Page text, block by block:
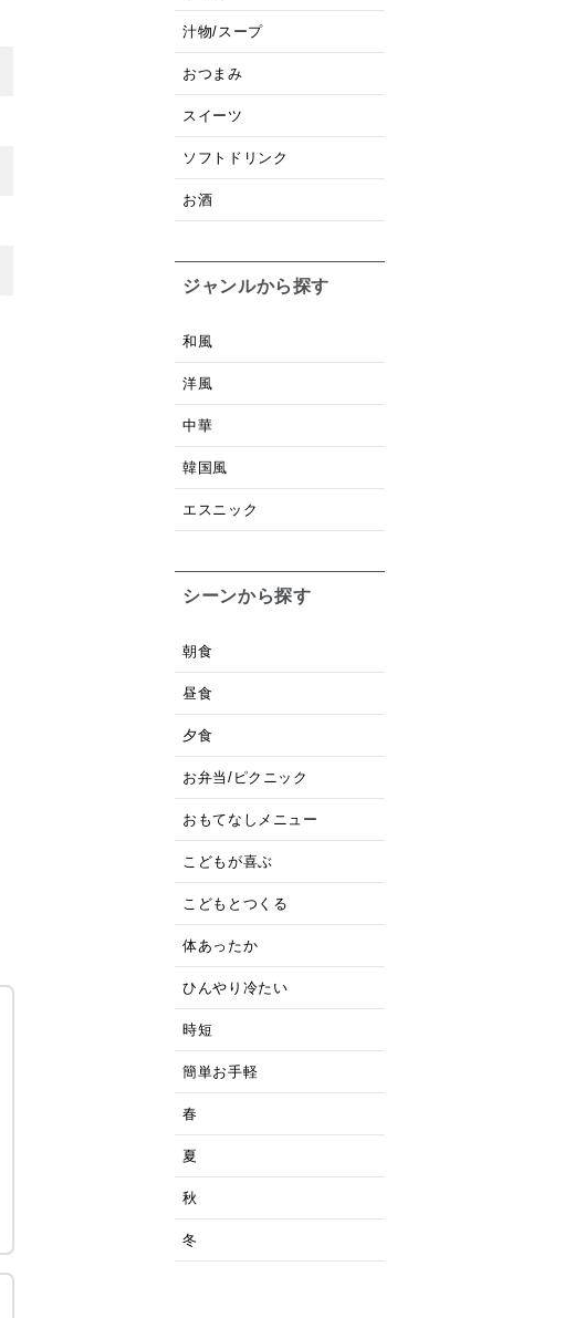
汁物/スープ
おつまみ
スイーツ
ソフトドリンク
お酒
ジャンルから探す
和風
洋風
中華
韓国風
エスニック
シーンから探す
朝食
昼食
夕食
お弁当/ピクニック
おもてなしメニュー
こどもが喜ぶ
こどもとつくる
体あったか
ひんやり冷たい
時短
簡単お手軽
春
夏
秋
冬